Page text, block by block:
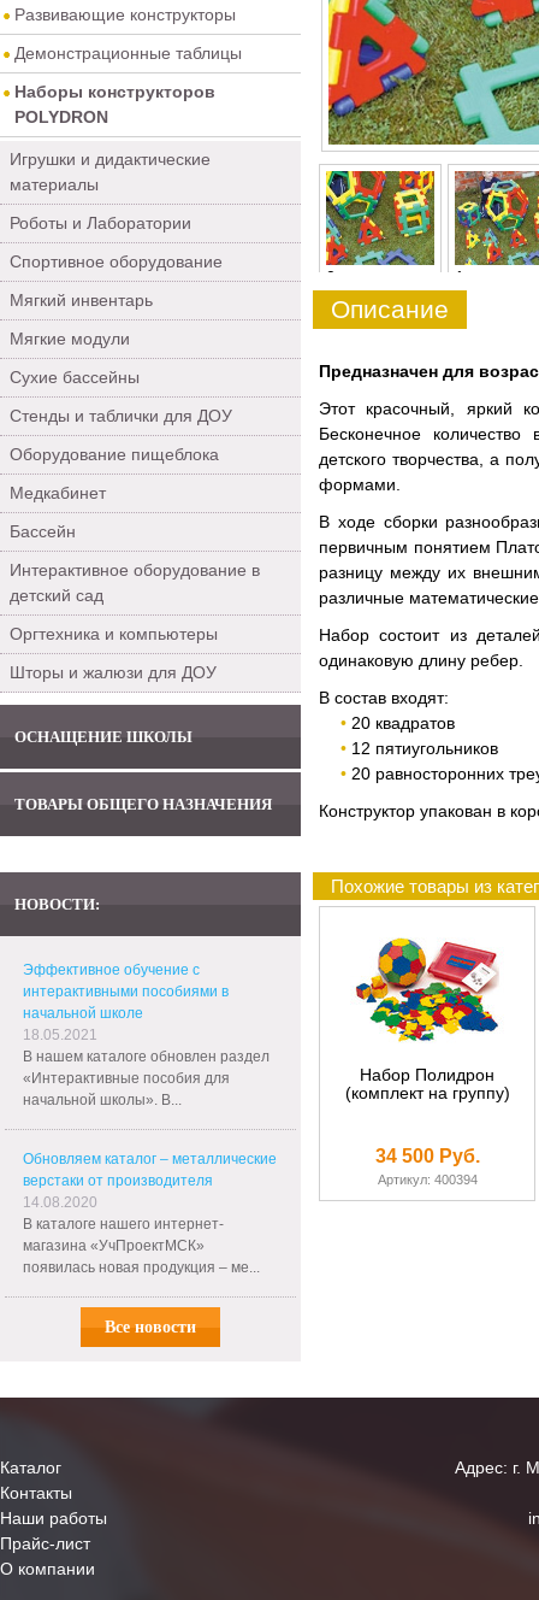
Развивающие конструкторы
Демонстрационные таблицы
Наборы конструкторов
POLYDRON
Игрушки и дидактические
материалы
Роботы и Лаборатории
Спортивное оборудование
Мягкий инвентарь
Мягкие модули
Сухие бассейны
Стенды и таблички для ДОУ
Оборудование пищеблока
Медкабинет
Бассейн
Интерактивное оборудование в
детский сад
Оргтехника и компьютеры
Шторы и жалюзи для ДОУ
ОСНАЩЕНИЕ ШКОЛЫ
ТОВАРЫ ОБЩЕГО НАЗНАЧЕНИЯ
НОВОСТИ:
Эффективное обучение с
интерактивными пособиями в
начальной школе
18.05.2021
В нашем каталоге обновлен раздел
«Интерактивные пособия для
начальной школы». В...
Обновляем каталог – металлические
верстаки от производителя
14.08.2020
В каталоге нашего интернет-
магазина «УчПроектМСК»
появилась новая продукция – ме...
Все новости
0 1
Описание
Предназначен для
Этот красочный, яркий
Бесконечное
детского творчества, а
формами.
В ходе сборки
первичным понятием
разницу между их
различные
Набор состоит из
одинаковую длину ребер.
В состав входят:
20 квадратов
12 пятиугольников
20 равносторонних
Конструктор упакован в
Похожие товары из
Набор Полидрон
(комплект на группу)
34 500 Руб.
Артикул: 400394
Каталог
Контакты
Наши работы
Прайс-лист
О компании
Адрес: г.